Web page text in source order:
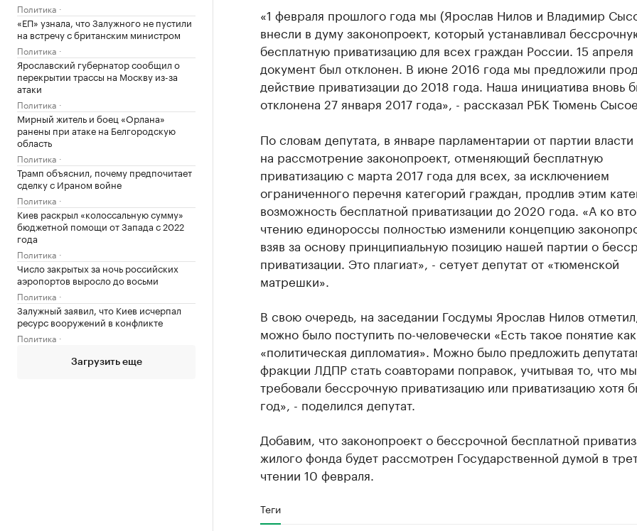
Политика
«ЕП» узнала, что Залужного не пустили
на встречу с британским министром
Политика
Ярославский губернатор сообщил о
перекрытии трассы на Москву из-за
атаки
Политика
Мирный житель и боец «Орлана»
ранены при атаке на Белгородскую
область
Политика
Трамп объяснил, почему предпочитает
сделку с Ираном войне
Политика
Киев раскрыл «колоссальную сумму»
бюджетной помощи от Запада с 2022
года
Политика
Число закрытых за ночь российских
аэропортов выросло до восьми
Политика
Залужный заявил, что Киев исчерпал
ресурс вооружений в конфликте
Политика
Загрузить еще
«1 февраля прошлого года мы (Ярослав Нилов и Владимир
внесли в думу законопроект, который устанавливал
бесплатную приватизацию для всех граждан России. 15 апреля
документ был отклонен. В июне 2016 года мы предложили
действие приватизации до 2018 года. Наша инициатива вновь
отклонена 27 января 2017 года», - рассказал РБК Тюмень
По словам депутата, в январе парламентарии от партии
на рассмотрение законопроект, отменяющий бесплатную
приватизацию с марта 2017 года для всех, за исключением
ограниченного перечня категорий граждан, продлив этим
возможность бесплатной приватизации до 2020 года. «А ко
чтению единороссы полностью изменили концепцию
взяв за основу принципиальную позицию нашей партии о
приватизации. Это плагиат», - сетует депутат от «тюменской
матрешки».
В свою очередь, на заседании Госдумы Ярослав Нилов
можно было поступить по-человечески «Есть такое понятие как
«политическая дипломатия». Можно было предложить
фракции ЛДПР стать соавторами поправок, учитывая то, что
требовали бессрочную приватизацию или приватизацию хотя
год», - поделился депутат.
Добавим, что законопроект о бессрочной бесплатной
жилого фонда будет рассмотрен Государственной думой в
чтении 10 февраля.
Теги